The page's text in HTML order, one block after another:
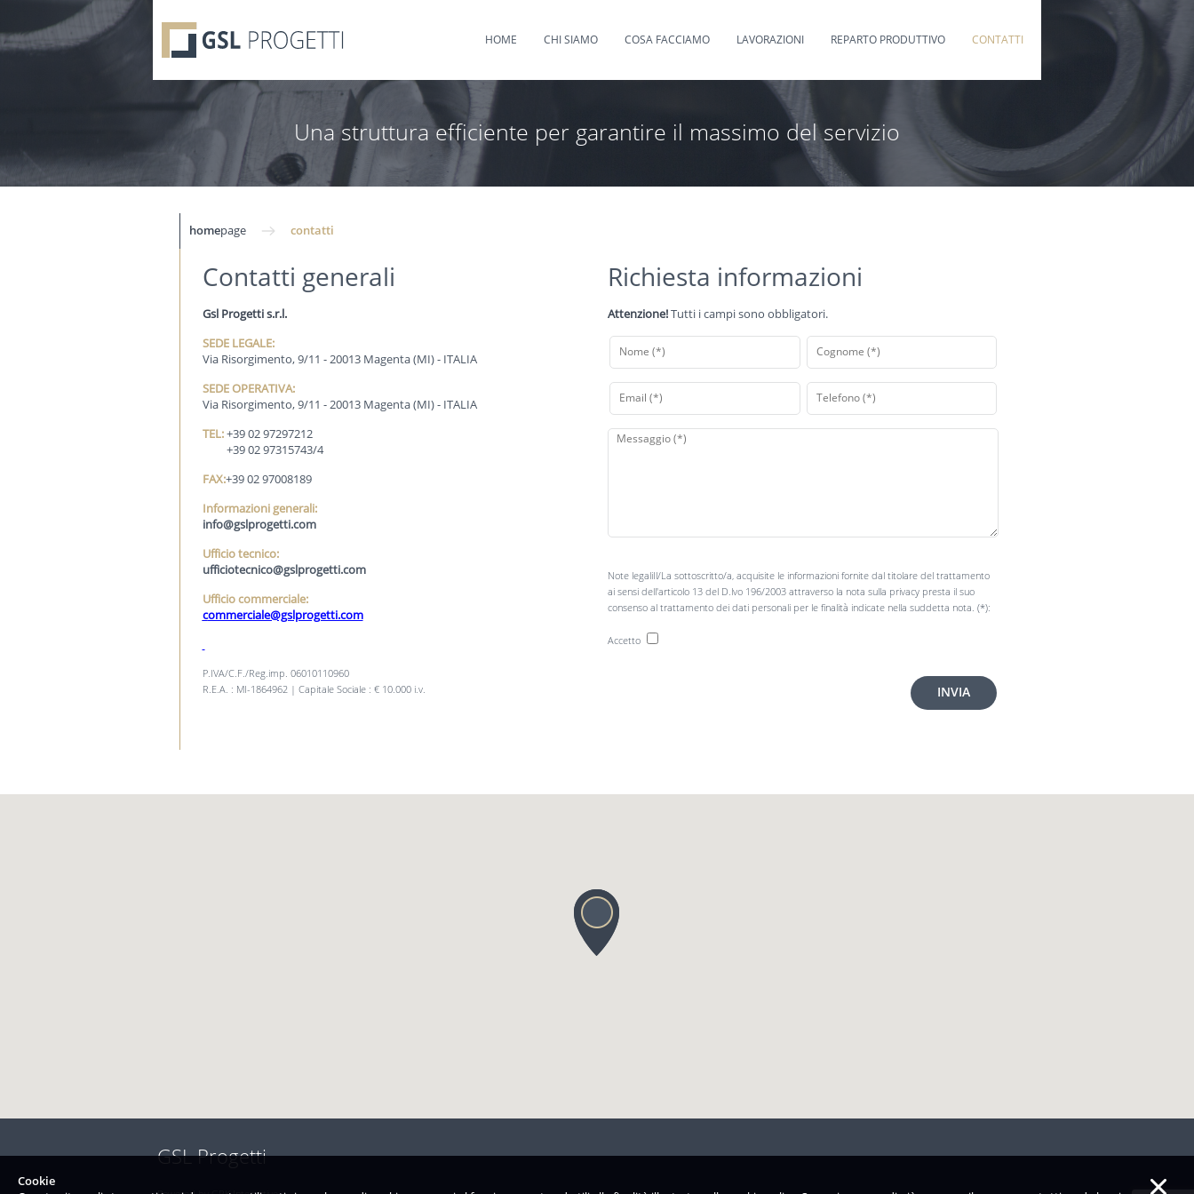
HOME CHI SIAMO COSA FACCIAMO LAVORAZIONI REPARTO PRODUTTIVO CONTATTI
Una struttura efficiente per garantire il massimo del servizio
homepage contatti
Contatti generali
Gsl Progetti s.r.l.
SEDE LEGALE:
Via Risorgimento, 9/11 - 20013 Magenta (MI) - ITALIA
SEDE OPERATIVA:
Via Risorgimento, 9/11 - 20013 Magenta (MI) - ITALIA
TEL:+39 02 97297212
+39 02 97315743/4
FAX:+39 02 97008189
Informazioni generali:
info@gslprogetti.com
Ufficio tecnico:
ufficiotecnico@gslprogetti.com
Ufficio commerciale:
commerciale@gslprogetti.com
P.IVA/C.F./Reg.imp. 06010110960
R.E.A. : MI-1864962 | Capitale Sociale : € 10.000 i.v.
Richiesta informazioni
Attenzione!Tutti i campi sono obbligatori.
Note legaliIl/La sottoscritto/a, acquisite le informazioni fornite dal titolare del trattamento
ai sensi dell'articolo 13 del D.lvo 196/2003 attraverso la nota sulla privacy presta il suo
consenso al trattamento dei dati personali per le finalità indicate nella suddetta nota. (*):
Accetto
INVIA
GSL Progetti
Cookie